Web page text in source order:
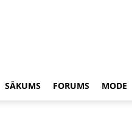
SĀKUMS FORUMS MODE